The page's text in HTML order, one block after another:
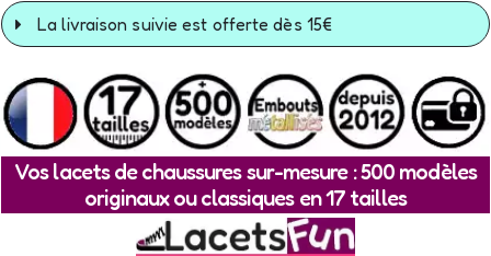
La livraison suivie est offerte dès 15€
Vos lacets de chaussures sur-mesure : 500 modèles
originaux ou classiques en 17 tailles